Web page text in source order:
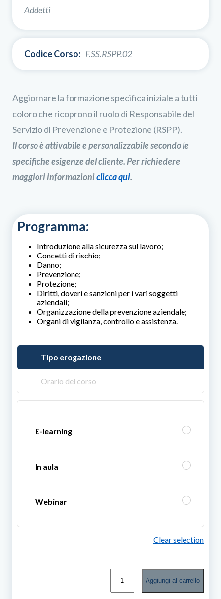
Addetti
Codice Corso: F.SS.RSPP.02
Aggiornare la formazione specifica iniziale a tutti
coloro che ricoprono il ruolo di Responsabile del
Servizio di Prevenzione e Protezione (RSPP).
Il corso è attivabile e personalizzabile secondo le
specifiche esigenze del cliente. Per richiedere
maggiori informazioniclicca qui.
Programma:
Introduzione alla sicurezza sul lavoro;
Concetti di rischio;
Danno;
Prevenzione;
Protezione;
Diritti, doveri e sanzioni per i vari soggetti
aziendali;
Organizzazione della prevenzione aziendale;
Organi di vigilanza, controllo e assistenza.
Tipo erogazione
Orario del corso
E-learning
In aula
Webinar
Clear selection
Aggiornamento
della
Formazione
Aggiungi al carrello